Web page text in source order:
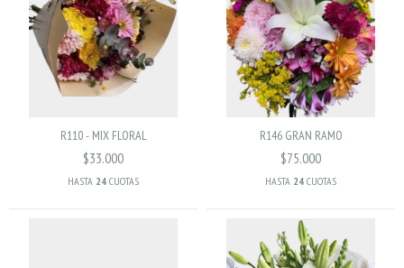
R110 - MIX FLORAL
$33.000
HASTA 24 CUOTAS
R146 GRAN RAMO
$75.000
HASTA 24 CUOTAS